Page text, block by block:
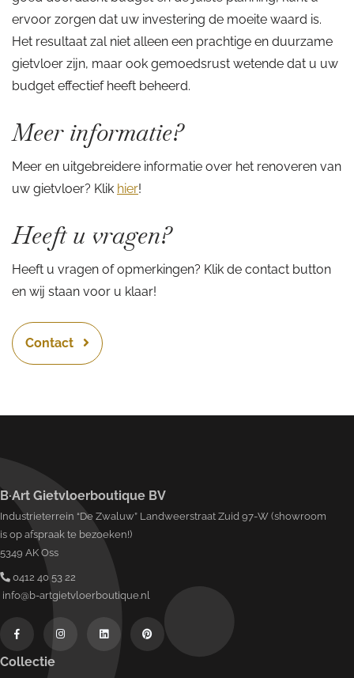
ervoor zorgen dat uw investering de moeite waard is.
Het resultaat zal niet alleen een prachtige en duurzame
gietvloer zijn, maar ook gemoedsrust wetende dat u uw
budget effectief heeft beheerd.
Meer informatie?
Meer en uitgebreidere informatie over het renoveren van
uw gietvloer? Klik hier!
Heeft u vragen?
Heeft u vragen of opmerkingen? Klik de contact button
en wij staan voor u klaar!
Contact
B·Art Gietvloerboutique BV
Industrieterrein “De Zwaluw” Landweerstraat Zuid 97-W (showroom
is op afspraak te bezoeken!)
5349 AK Oss
0412 40 53 22
info@b-artgietvloerboutique.nl
Collectie